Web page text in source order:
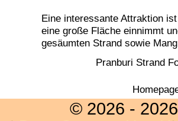
Eine interessante Attraktion
eine große Fläche einnimmt
gesäumten Strand sowie
Pranburi Strand
© 2026 -